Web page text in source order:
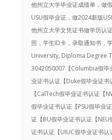
他州立大学毕业证成绩单，做
USU假毕业证，做2024新版
他州立大学文凭证书做学历认
照，学生ID卡，录取通知书，
University, Diploma Degree
3042050007【Columbia假毕
业证书认证【Duke假毕业证
【CalTech假毕业证书认证【
假毕业证书认证【PSU假毕业
证【BU假毕业证书认证【NEU
证书认证【UIUC假毕业证书